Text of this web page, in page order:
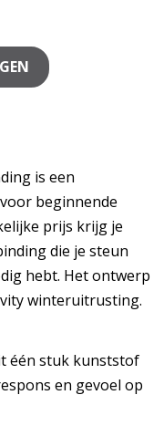
is een
beginnende
prijs krijg je
die je steun
hebt. Het ontwerp
winteruitrusting.
één stuk kunststof
en gevoel op